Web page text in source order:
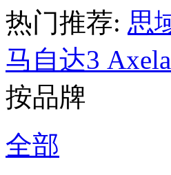
热门推荐: 思
马自达3
按品牌
全部